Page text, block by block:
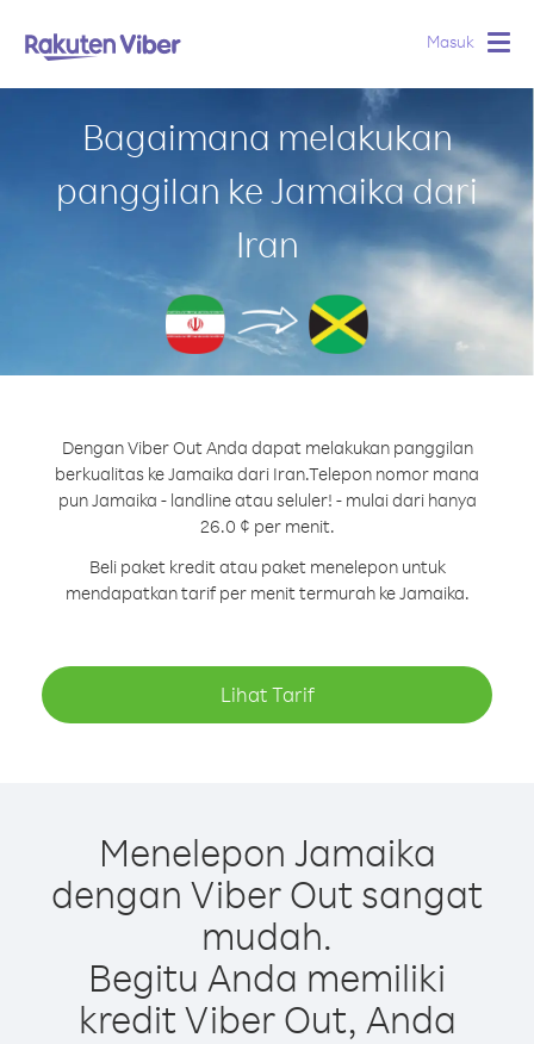
Masuk
Bagaimana melakukan
panggilan ke Jamaika dari
Iran
Dengan Viber Out Anda dapat melakukan panggilan
berkualitas ke Jamaika dari Iran.Telepon nomor mana
pun Jamaika - landline atau seluler! - mulai dari hanya
26.0 ¢ per menit.
Beli paket kredit atau paket menelepon untuk
mendapatkan tarif per menit termurah ke Jamaika.
Lihat Tarif
Menelepon Jamaika
dengan Viber Out sangat
mudah.
Begitu Anda memiliki
kredit Viber Out, Anda